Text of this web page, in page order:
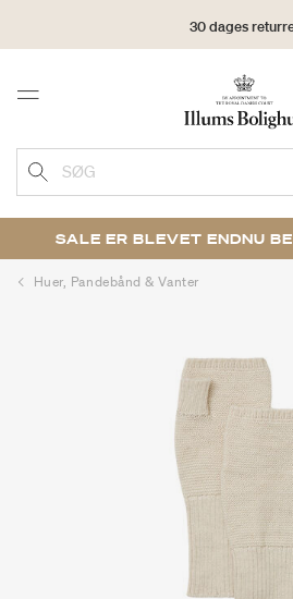
30 dages
Menu
SØG
SALE ER BLEVET ENDNU
Huer, Pandebånd & Vanter